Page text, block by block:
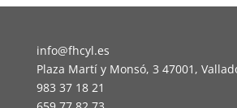
info@fhcyl.es
Plaza Martí y Monsó, 3 47001,
983 37 18 21